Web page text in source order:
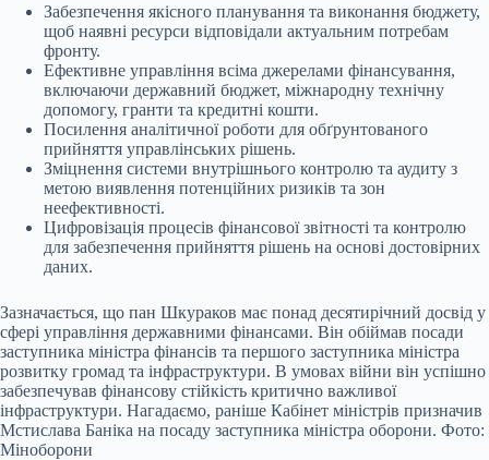
Забезпечення якісного планування та виконання бюджету,
щоб наявні ресурси відповідали актуальним потребам
фронту.
Ефективне управління всіма джерелами фінансування,
включаючи державний бюджет, міжнародну технічну
допомогу, гранти та кредитні кошти.
Посилення аналітичної роботи для обґрунтованого
прийняття управлінських рішень.
Зміцнення системи внутрішнього контролю та аудиту з
метою виявлення потенційних ризиків та зон
неефективності.
Цифровізація процесів фінансової звітності та контролю
для забезпечення прийняття рішень на основі достовірних
даних.
Зазначається, що пан Шкураков має понад десятирічний досвід у
сфері управління державними фінансами. Він обіймав посади
заступника міністра фінансів та першого заступника міністра
розвитку громад та інфраструктури. В умовах війни він успішно
забезпечував фінансову стійкість критично важливої
інфраструктури. Нагадаємо, раніше Кабінет міністрів призначив
Мстислава Баніка на посаду заступника міністра оборони. Фото:
Міноборони